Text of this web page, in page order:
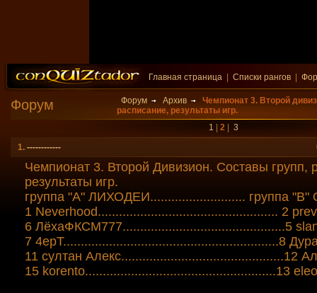
Главная страница Списки рангов
Форум Форум Архив
Чемпионат 3. Второй
расписание, результаты игр.
1 |2 |3
1. ------------
Чемпионат 3. Второй Дивизион. Составы групп,
результаты игр.
группа "А" ЛИХОДЕИ........................... группа
1 Neverhood................................................... 2
6 ЛёхаФКСМ777..............................................5
7 4epТ.............................................................8
11 султан Алекс..............................................12
15 korento......................................................13